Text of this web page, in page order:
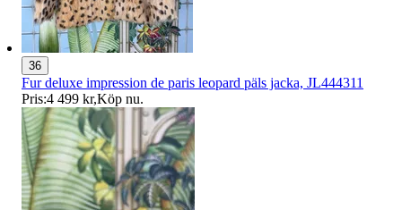
36
Fur deluxe impression de paris leopard päls jacka, JL444311
Pris:4 499 kr,Köp nu.